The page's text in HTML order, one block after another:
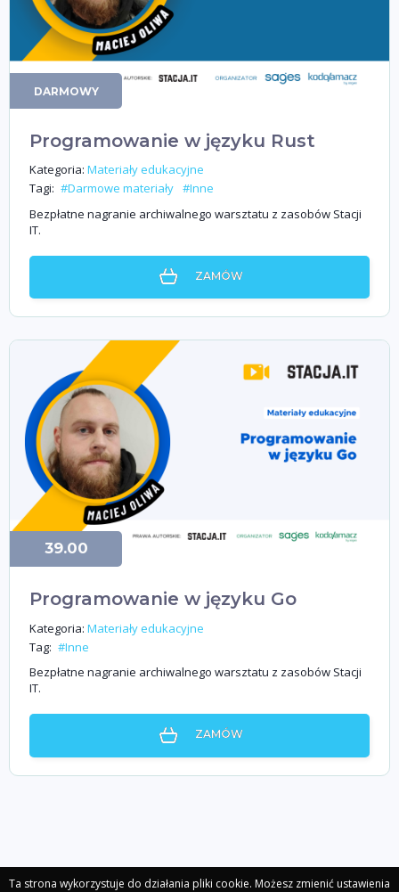
Programowanie w języku Rust
Kategoria: Materiały edukacyjne
Tagi: #Darmowe materiały #Inne
Bezpłatne nagranie archiwalnego warsztatu z zasobów Stacji
IT.
DARMOWY
ZAMÓW
Programowanie w języku Go
Kategoria: Materiały edukacyjne
Tag: #Inne
Bezpłatne nagranie archiwalnego warsztatu z zasobów Stacji
IT.
39.00
ZAMÓW
Ta strona wykorzystuje do działania pliki cookie. Możesz zmienić ustawienia